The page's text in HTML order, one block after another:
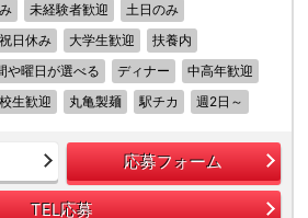
未経験者歓迎
土日のみ
日休み 大学生歓迎
扶養内
や曜日が選べる ディナー
中高年歓迎
生歓迎 丸亀製麺 駅チカ 週2日～
応募フォーム
TEL応募